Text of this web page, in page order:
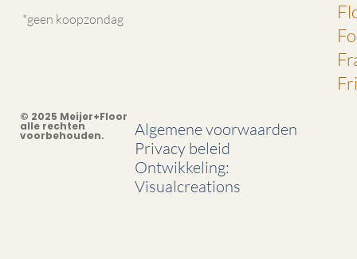
*geen koopzondag
© 2025 Meijer+Floor
alle rechten
voorbehouden.
Algemene voorwaarden
Privacy beleid
Ontwikkeling:
Visualcreations